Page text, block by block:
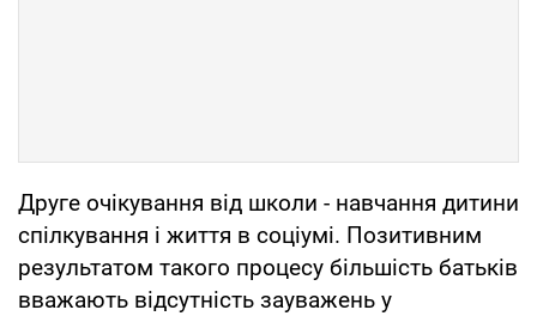
Друге очікування від школи - навчання дитини
спілкування і життя в соціумі. Позитивним
результатом такого процесу більшість батьків
вважають відсутність зауважень у